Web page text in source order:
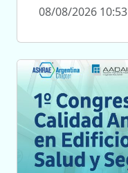
08/08/2026 10:53